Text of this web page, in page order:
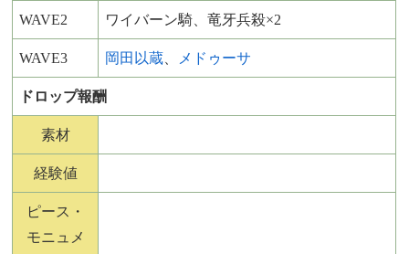
WAVE2 ワイバーン騎、竜牙兵殺×2
WAVE3 岡田以蔵 メドゥーサ
ドロップ報酬
素材
経験値
ピース・
モニュメ